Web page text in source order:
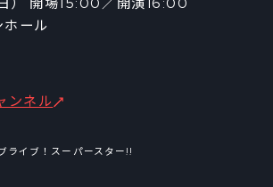
ール
ンネル
ライブ！スーパースター!!